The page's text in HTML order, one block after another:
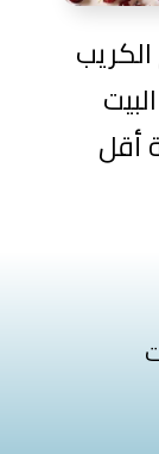
أقل